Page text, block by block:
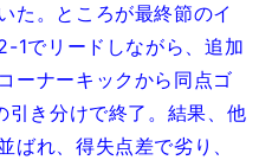
た。ところが最終節のイ
1でリードしながら、追加
ーナーキックから同点ゴ
き分けで終了。結果、他
ばれ、得失点差で劣り、